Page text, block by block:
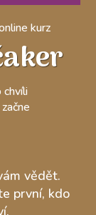
kurz
chvíli
vědět.
první, kdo